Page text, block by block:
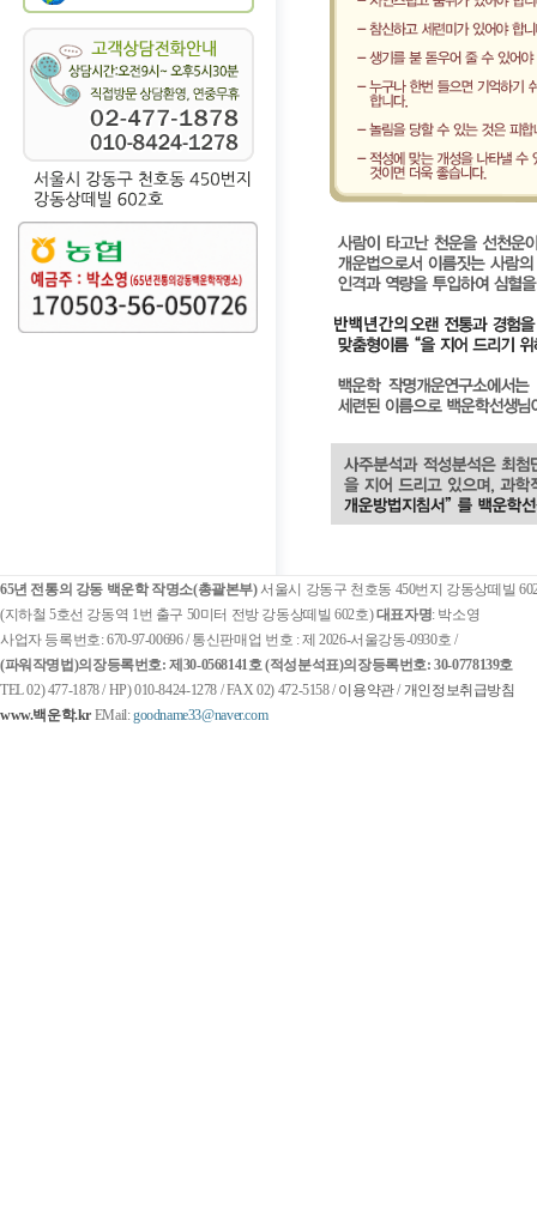
65년 전통의 강동 백운학 작명소(총괄본부) 서울시 강동구 천호동 450번지 강동상떼빌
(지하철 5호선 강동역 1번 출구 50미터 전방 강동상떼빌 602호)대표자명: 박소영
사업자 등록번호: 670-97-00696 / 통신판매업 번호 : 제 2026-서울강동-0930호 /
(파워작명법)의장등록번호: 제30-0568141호(적성분석표)의장등록번호: 30-0778139호
TEL 02) 477-1878 / HP) 010-8424-1278 / FAX 02) 472-5158 /이용약관/개인정보취급방침
www.백운학.kr EMail:goodname33@naver.com